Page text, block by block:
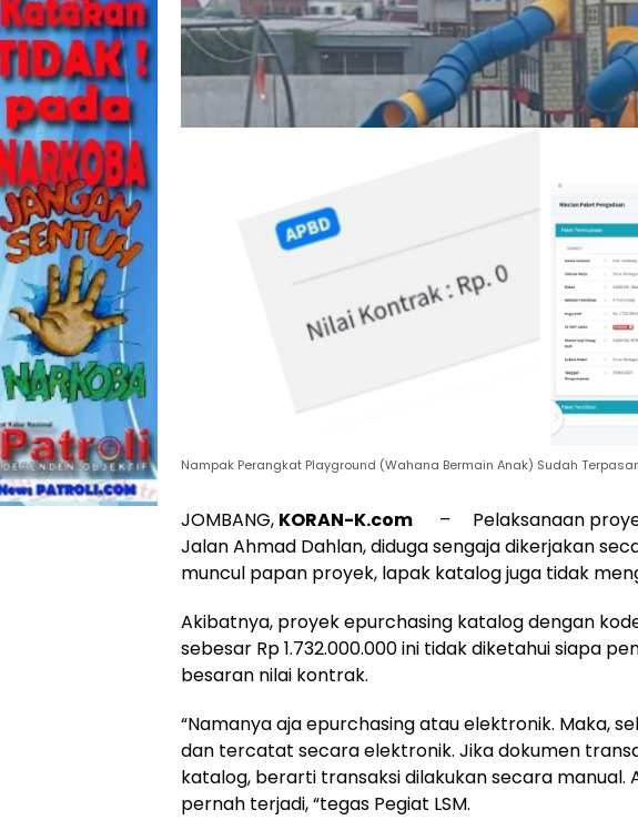
Nampak Perangkat Playground (Wahana Bermain Anak) Sudah
JOMBANG, KORAN-K.com – Pelaksanaan
Jalan Ahmad Dahlan, diduga sengaja dikerjakan
muncul papan proyek, lapak katalog juga tidak
Akibatnya, proyek epurchasing katalog dengan
sebesar Rp 1.732.000.000 ini tidak diketahui siapa
besaran nilai kontrak.
“Namanya aja epurchasing atau elektronik. Maka,
dan tercatat secara elektronik. Jika dokumen
katalog, berarti transaksi dilakukan secara manual.
pernah terjadi, “tegas Pegiat LSM.